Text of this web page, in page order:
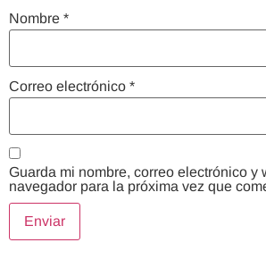
Nombre *
Correo electrónico *
Guarda mi nombre, correo electrónico y
navegador para la próxima vez que